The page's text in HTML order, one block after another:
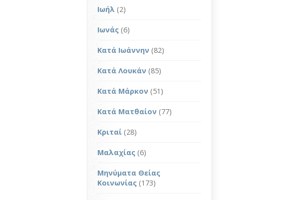
Ιωήλ (2)
Ιωνάς (6)
Κατά Ιωάννην (82)
Κατά Λουκάν (85)
Κατά Μάρκον (51)
Κατά Ματθαίον (77)
Κριταί (28)
Μαλαχίας (6)
Μηνύματα Θείας
Κοινωνίας (173)